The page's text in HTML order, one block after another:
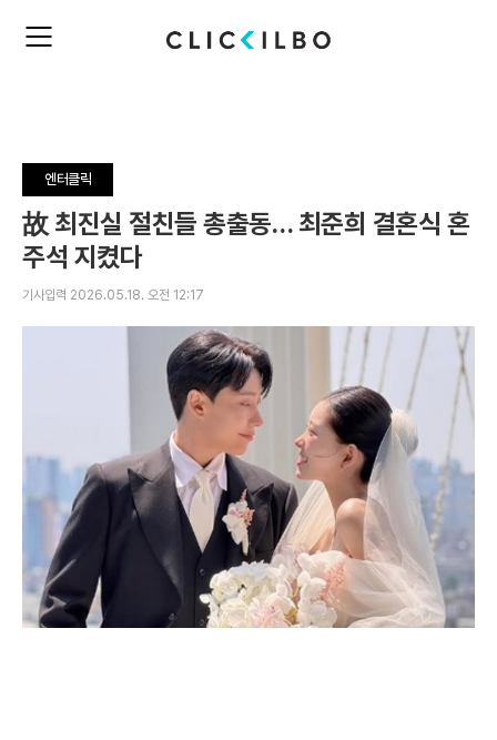
주
뉴
펼
치
기
엔터클릭
故 최진실 절친들 총출동… 최준희 결혼식 혼
주석 지켰다
기사입력 2026.05.18. 오전 12:17